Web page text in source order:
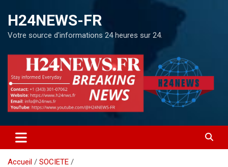
H24NEWS-FR
Votre source d'informations 24 heures sur 24.
Accueil
SOCIETE